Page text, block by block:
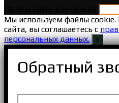
Мы используем файлы
сайта, вы соглашаетесь с
персональных данных.
х
Обратный